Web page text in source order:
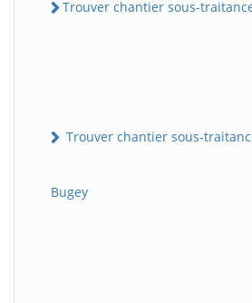
Trouver chantier sous-
Trouver chantier sous-
Bugey